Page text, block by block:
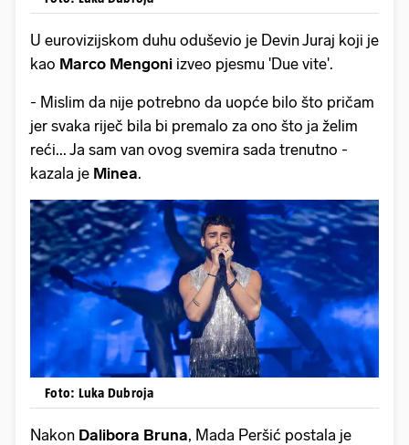
U eurovizijskom duhu oduševio je Devin Juraj koji je
kao Marco Mengoni izveo pjesmu 'Due vite'.
- Mislim da nije potrebno da uopće bilo što pričam
jer svaka riječ bila bi premalo za ono što ja želim
reći... Ja sam van ovog svemira sada trenutno -
kazala je Minea.
Foto: Luka Dubroja
Nakon Dalibora Bruna, Mada Peršić postala je